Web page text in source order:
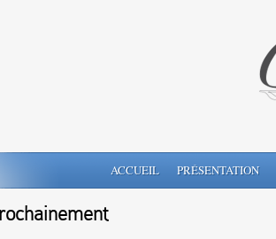
ACCUEIL PRÉSENTATION